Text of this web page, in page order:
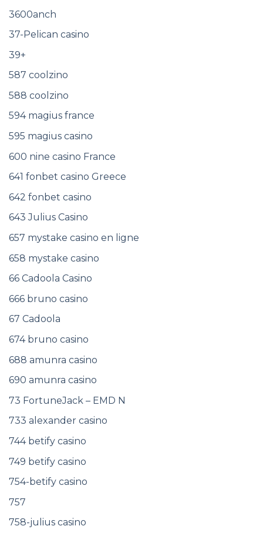
3600anch
37-Pelican casino
39+
587 coolzino
588 coolzino
594 magius france
595 magius casino
600 nine casino France
641 fonbet casino Greece
642 fonbet casino
643 Julius Casino
657 mystake casino en ligne
658 mystake casino
66 Cadoola Casino
666 bruno casino
67 Cadoola
674 bruno casino
688 amunra casino
690 amunra casino
73 FortuneJack – EMD N
733 alexander casino
744 betify casino
749 betify casino
754-betify casino
757
758-julius casino